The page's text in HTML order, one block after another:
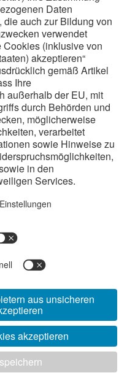
von
für höchste
und
Schweden und den
und Spanien
mit ca. 1300
jährlich über 300
als 80 Länder weltweit.
Direkt-Kontakt Vertrieb
Geschäftsbedingungen
Compliance